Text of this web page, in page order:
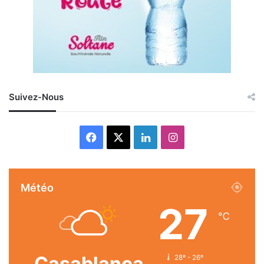
Suivez-Nous
Facebook LinkedinInstagram
Météo
27 ℃
28º - 26º